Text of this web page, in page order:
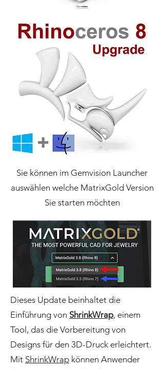
Sie können im Gemvision Launcher
auswählen welche MatrixGold Version
Sie starten möchten
Dieses Update beinhaltet die
Einführung von ShrinkWrap, einem
Tool, das die Vorbereitung von
Designs für den 3D-Druck erleichtert.
Mit ShrinkWrap können Anwender